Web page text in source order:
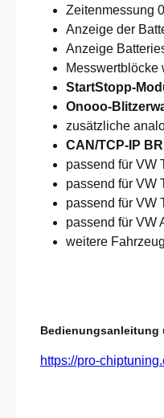
Zeitenmessung
Anzeige der
Anzeige
Messwertblöcke
StartStopp-
Onooo-
zusätzliche
CAN/TCP-IP
passend für VW
passend für VW
passend für VW
passend für VW
weitere
Bedienungsanleitung
https://pro-